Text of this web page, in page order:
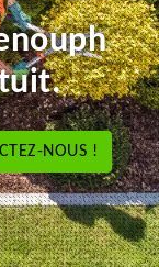
NOUS !